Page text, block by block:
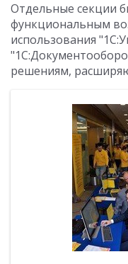
Отдельные секции
функциональным
использования
решениям,